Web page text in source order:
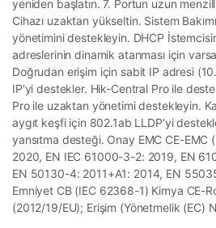
yeniden başlatın. 7. Portun uzun
Cihazı uzaktan yükseltin. Sistem
yönetimini destekleyin. DHCP
adreslerinin dinamik atanması için
Doğrudan erişim için sabit IP adresi
IP'yi destekler. Hik-Central Pro ile
Pro ile uzaktan yönetimi destekleyin.
aygıt keşfi için 802.1ab LLDP'yi
yansıtma desteği. Onay EMC CE-EMC
2020, EN IEC 61000-3-2: 2019, EN
EN 50130-4: 2011+A1: 2014, EN
Emniyet CB (IEC 62368-1) Kimya CE-
(2012/19/EU); Erişim (Yönetmelik (EC)